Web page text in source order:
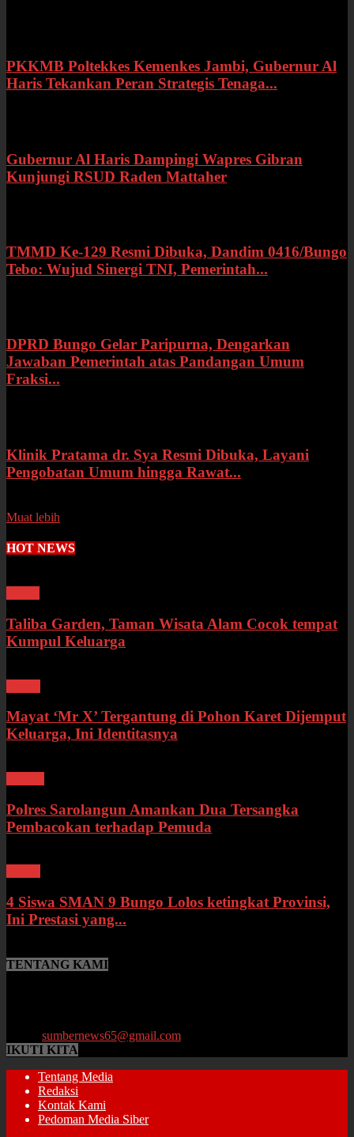
PKKMB Poltekkes Kemenkes Jambi, Gubernur Al
Haris Tekankan Peran Strategis Tenaga...
Gubernur Al Haris Dampingi Wapres Gibran
Kunjungi RSUD Raden Mattaher
TMMD Ke-129 Resmi Dibuka, Dandim 0416/Bungo
Tebo: Wujud Sinergi TNI, Pemerintah...
DPRD Bungo Gelar Paripurna, Dengarkan
Jawaban Pemerintah atas Pandangan Umum
Fraksi...
Klinik Pratama dr. Sya Resmi Dibuka, Layani
Pengobatan Umum hingga Rawat...
Muat lebih
HOT NEWS
Taliba Garden, Taman Wisata Alam Cocok tempat
Kumpul Keluarga
Mayat ‘Mr X’ Tergantung di Pohon Karet Dijemput
Keluarga, Ini Identitasnya
Polres Sarolangun Amankan Dua Tersangka
Pembacokan terhadap Pemuda
4 Siswa SMAN 9 Bungo Lolos ketingkat Provinsi,
Ini Prestasi yang...
TENTANG KAMI
sumbernews65@gmail.com
IKUTI KITA
Tentang Media
Redaksi
Kontak Kami
Pedoman Media Siber